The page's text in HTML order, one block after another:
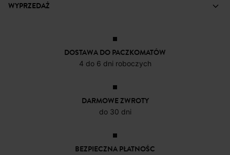
WYPRZEDAŻ
DOSTAWA DO PACZKOMATÓW
4 do 6 dni roboczych
DARMOWE ZWROTY
do 30 dni
BEZPIECZNA PŁATNOŚC